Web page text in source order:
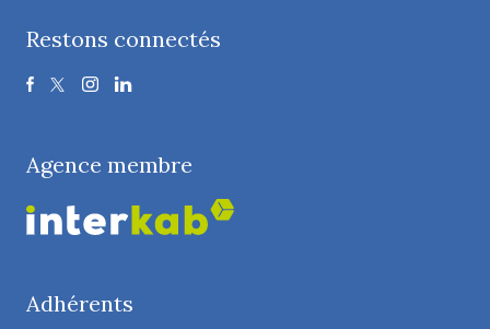
Restons connectés
Agence membre
Adhérents